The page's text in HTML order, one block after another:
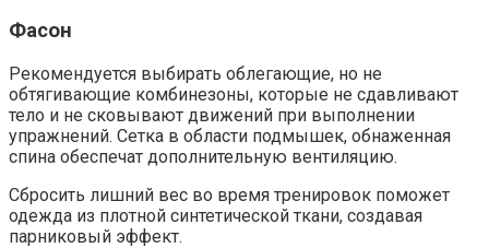
Фасон
Рекомендуется выбирать облегающие, но не
обтягивающие комбинезоны, которые не сдавливают
тело и не сковывают движений при выполнении
упражнений. Сетка в области подмышек, обнаженная
спина обеспечат дополнительную вентиляцию.
Сбросить лишний вес во время тренировок поможет
одежда из плотной синтетической ткани, создавая
парниковый эффект.